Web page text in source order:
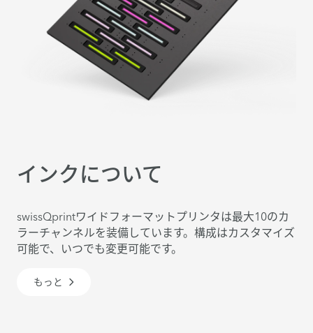
インクについて
swissQprintワイドフォーマットプリンタは最大10のカ
ラーチャンネルを装備しています。構成はカスタマイズ
可能で、いつでも変更可能です。
もっと